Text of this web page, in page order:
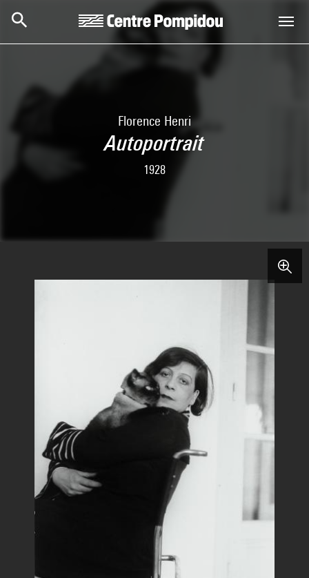
Florence Henri
Autoportrait
1928